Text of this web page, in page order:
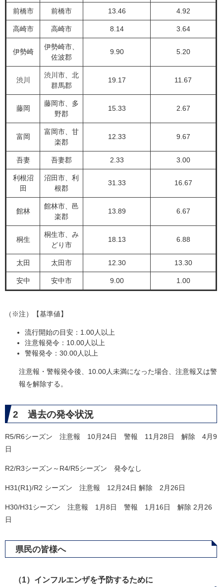
前橋市 前橋市 13.46 4.92
高崎市 高崎市 8.14 3.64
伊勢崎
伊勢崎市、
佐波郡
9.90 5.20
渋川
渋川市、北
群馬郡
19.17 11.67
藤岡
藤岡市、多
野郡
15.33 2.67
富岡
富岡市、甘
楽郡
12.33 9.67
吾妻 吾妻郡 2.33 3.00
利根沼
田
沼田市、利
根郡
31.33 16.67
館林
館林市、邑
楽郡
13.89 6.67
桐生
桐生市、み
どり市
18.13 6.88
太田 太田市 12.30 13.30
安中 安中市 9.00 1.00
（※注）【基準値】
流行開始の目安：1.00人以上
注意報発令：10.00人以上
警報発令：30.00人以上
注意報・警報発令後、10.00人未満になった場合、注意報又は警
報を解除する。
2 過去の発令状況
R5/R6シーズン 注意報 10月24日 警報 11月28日 解除 4月9
日
R2/R3シーズン～R4/R5シーズン 発令なし
H31(R1)/R2 シーズン 注意報 12月24日 解除 2月26日
H30/H31シーズン 注意報 1月8日 警報 1月16日 解除 2月26
日
県民の皆様へ
（1）インフルエンザを予防するために